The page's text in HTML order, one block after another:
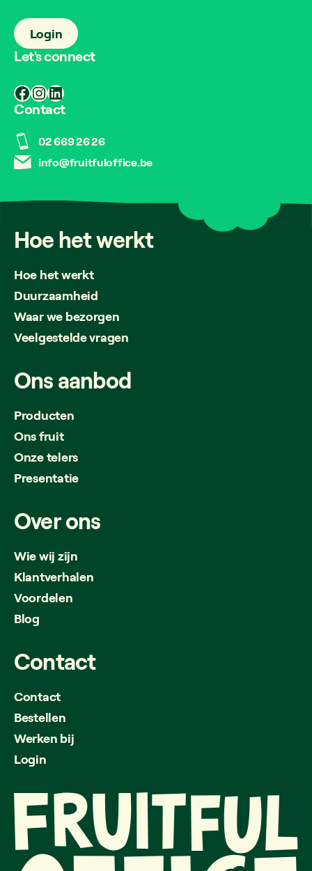
Login
Let's connect
Facebook
Instagram
LinkedIn
Contact
02 669 26 26
info@fruitfuloffice.be
Hoehetwerkt
Hoe het werkt
Duurzaamheid
Waar we bezorgen
Veelgestelde vragen
Onsaanbod
Producten
Ons fruit
Onze telers
Presentatie
Overons
Wie wij zijn
Klantverhalen
Voordelen
Blog
Contact
Contact
Bestellen
Werken bij
Login